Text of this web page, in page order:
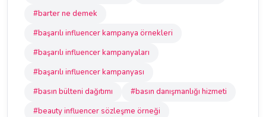
#barter ne demek
#başarılı influencer kampanya örnekleri
#başarılı influencer kampanyaları
#başarılı influencer kampanyası
#basın bülteni dağıtımı
#basın danışmanlığı hizmeti
#beauty influencer sözleşme örneği